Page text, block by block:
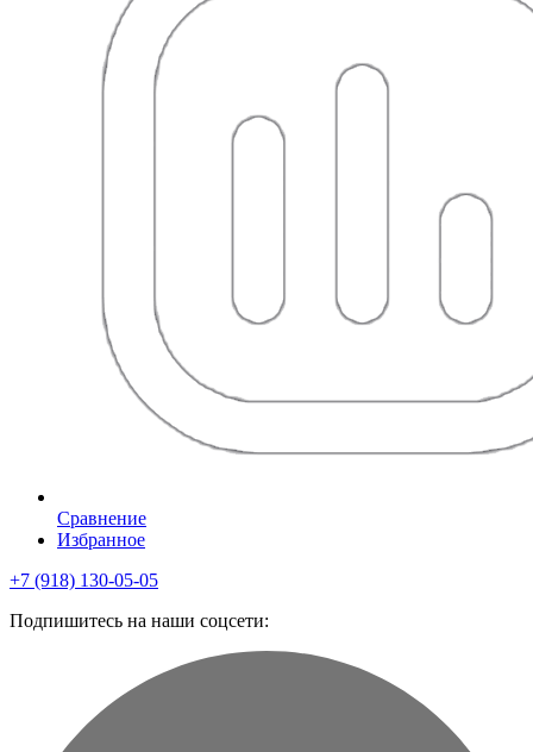
Сравнение
Избранное
+7 (918) 130-05-05
Подпишитесь на наши соцсети: